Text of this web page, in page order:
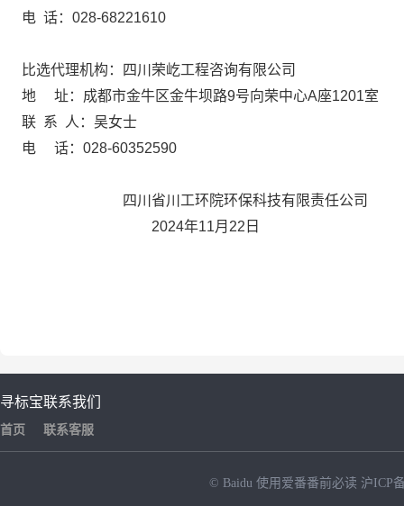
电 话：028-68221610
比选代理机构：四川荣屹工程咨询有限公司
地 址：成都市金牛区金牛坝路9号向荣中心A座1201室
联 系 人：吴女士
电 话：028-60352590
四川省川工环院环保科技有限责任公司
2024年11月22日
寻标宝
首页
联系我们
联系客服
© Baidu 使用爱番番前必读 沪ICP